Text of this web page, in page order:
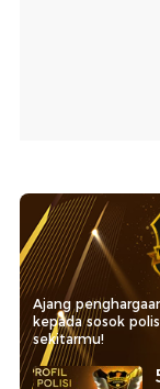
Ajang
kepada sosok
sekitarmu!